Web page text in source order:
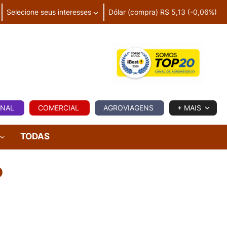
Selecione seus interesses Dólar (compra) R$ 5,13 (-0,06%)
COMERCIAL AGROVIAGENS + MAIS
TODAS